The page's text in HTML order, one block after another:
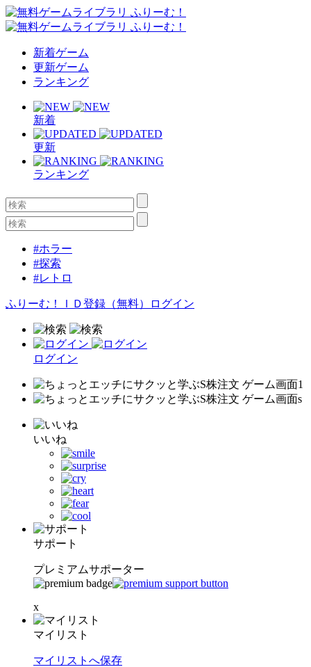
新着ゲーム
更新ゲーム
ランキング
新着
更新
ランキング
#ホラー
#探索
#レトロ
ふりーむ！ＩＤ登録（無料） ログイン
ログイン
いいね
サポート
プレミアムサポーター
x
マイリスト
マイリストへ保存